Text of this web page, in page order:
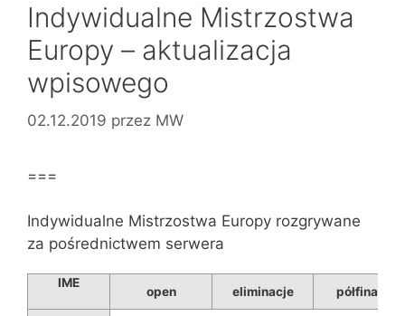
Indywidualne Mistrzostwa
Europy – aktualizacja
wpisowego
02.12.2019 przez MW
===
Indywidualne Mistrzostwa Europy rozgrywane
za pośrednictwem serwera
IME
open eliminacje półfinały